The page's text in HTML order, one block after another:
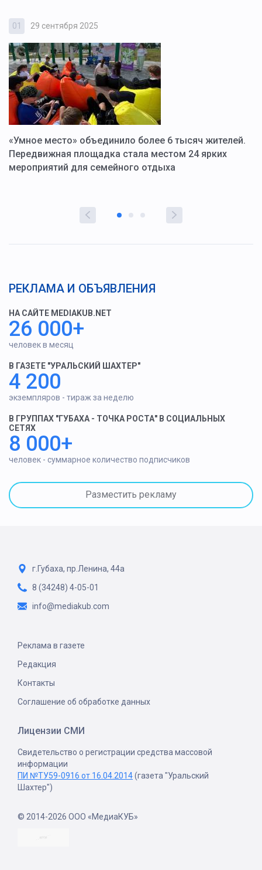
01 29 сентября 2025
«Умное место» объединило более 6 тысяч жителей.
Передвижная площадка стала местом 24 ярких
мероприятий для семейного отдыха
РЕКЛАМА И ОБЪЯВЛЕНИЯ
НА САЙТЕ MEDIAKUB.NET
26 000+
человек в месяц
В ГАЗЕТЕ "УРАЛЬСКИЙ ШАХТЕР"
4 200
экземпляров - тираж за неделю
В ГРУППАХ "ГУБАХА - ТОЧКА РОСТА" В СОЦИАЛЬНЫХ
СЕТЯХ
8 000+
человек - суммарное количество подписчиков
Разместить рекламу
г.Губаха, пр.Ленина, 44а
8 (34248) 4-05-01
info@mediakub.com
Реклама в газете
Редакция
Контакты
Соглашение об обработке данных
Лицензии СМИ
Свидетельство о регистрации средства массовой
информации
ПИ №ТУ59-0916 от 16.04.2014(газета "Уральский
Шахтер")
© 2014-2026 ООО «МедиаКУБ»